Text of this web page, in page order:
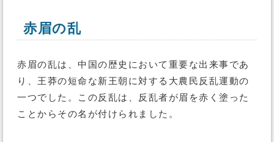
赤眉の乱
赤眉の乱は、中国の歴史において重要な出来事であ
り、王莽の短命な新王朝に対する大農民反乱運動の
一つでした。この反乱は、反乱者が眉を赤く塗った
ことからその名が付けられました。